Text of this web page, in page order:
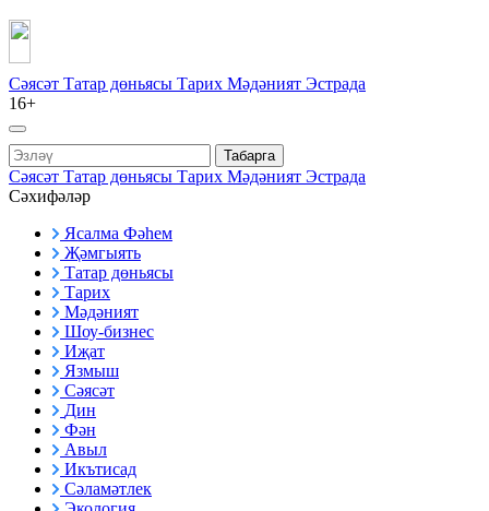
Сәясәт Татар дөньясы Тарих Мәдәният Эстрада
16+
Табарга
Сәясәт Татар дөньясы Тарих Мәдәният Эстрада
Сәхифәләр
Ясалма Фәһем
Җәмгыять
Татар дөньясы
Тарих
Мәдәният
Шоу-бизнес
Иҗат
Язмыш
Сәясәт
Дин
Фән
Авыл
Икътисад
Сәламәтлек